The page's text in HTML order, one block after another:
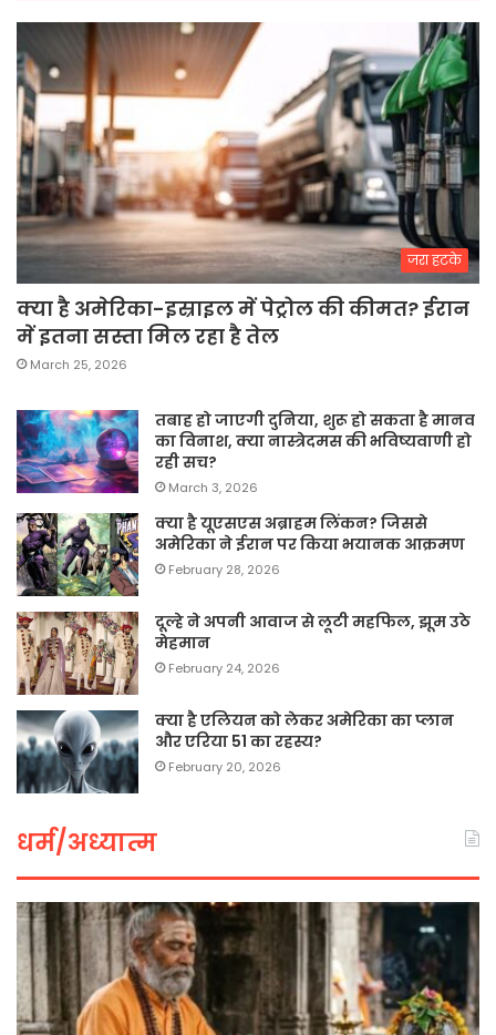
जरा हटके
क्या है अमेरिका-इस्राइल में पेट्रोल की कीमत? ईरान
में इतना सस्ता मिल रहा है तेल
March 25, 2026
तबाह हो जाएगी दुनिया, शुरू हो सकता है मानव
का विनाश, क्या नास्त्रेदमस की भविष्यवाणी हो
रही सच?
March 3, 2026
क्या है यूएसएस अब्राहम लिंकन? जिससे
अमेरिका ने ईरान पर किया भयानक आक्रमण
February 28, 2026
दूल्हे ने अपनी आवाज से लूटी महफिल, झूम उठे
मेहमान
February 24, 2026
क्या है एलियन को लेकर अमेरिका का प्लान
और एरिया 51 का रहस्य?
February 20, 2026
धर्म/अध्यात्म